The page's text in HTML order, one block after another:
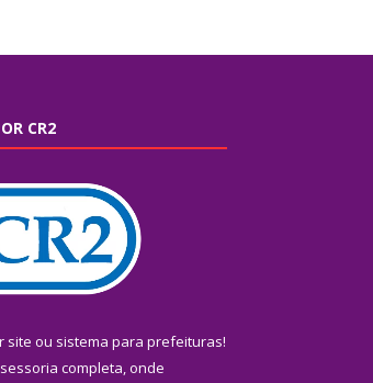
CR2
site ou sistema para prefeituras!
completa, onde